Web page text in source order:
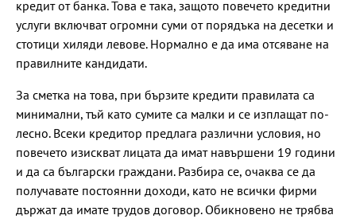
кредит от банка. Това е така, защото повечето кредитни
услуги включват огромни суми от порядъка на десетки и
стотици хиляди левове. Нормално е да има отсяване на
правилните кандидати.
За сметка на това, при бързите кредити правилата са
минимални, тъй като сумите са малки и се изплащат по-
лесно. Всеки кредитор предлага различни условия, но
повечето изискват лицата да имат навършени 19 години
и да са български граждани. Разбира се, очаква се да
получавате постоянни доходи, като не всички фирми
държат да имате трудов договор. Обикновено не трябва